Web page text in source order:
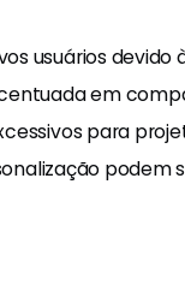
usuários devido
em
para
podem